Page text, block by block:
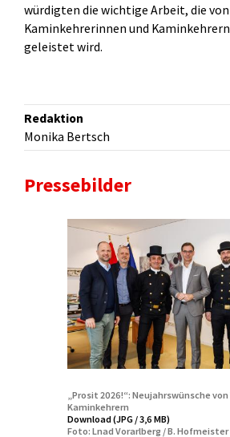
würdigten die wichtige Arbeit, die
Kaminkehrerinnen und
geleistet wird.
Redaktion
Monika Bertsch
Pressebilder
„Prosit 2026!“: Neujahrswünsche
Kaminkehrern
Download (JPG / 3,6 MB)
Foto: Lnad Vorarlberg / B. Hofmeister